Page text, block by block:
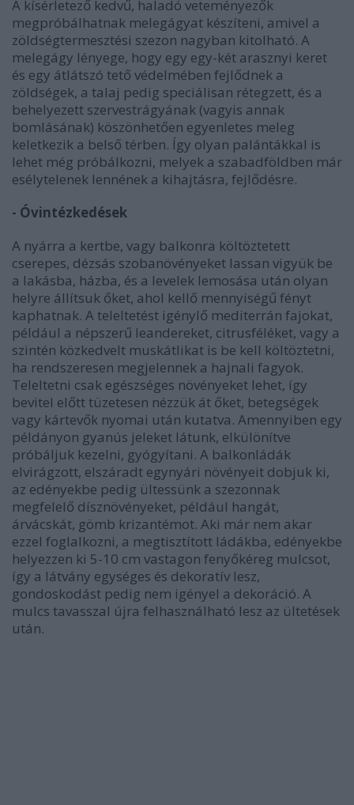
A kísérletező kedvű, haladó veteményezők
megpróbálhatnak melegágyat készíteni, amivel a
zöldségtermesztési szezon nagyban kitolható. A
melegágy lényege, hogy egy egy-két arasznyi keret
és egy átlátszó tető védelmében fejlődnek a
zöldségek, a talaj pedig speciálisan rétegzett, és a
behelyezett szervestrágyának (vagyis annak
bomlásának) köszönhetően egyenletes meleg
keletkezik a belső térben. Így olyan palántákkal is
lehet még próbálkozni, melyek a szabadföldben már
esélytelenek lennének a kihajtásra, fejlődésre.
- Óvintézkedések
A nyárra a kertbe, vagy balkonra költöztetett
cserepes, dézsás szobanövényeket lassan vigyük be
a lakásba, házba, és a levelek lemosása után olyan
helyre állítsuk őket, ahol kellő mennyiségű fényt
kaphatnak. A teleltetést igénylő mediterrán fajokat,
például a népszerű leandereket, citrusféléket, vagy a
szintén közkedvelt muskátlikat is be kell költöztetni,
ha rendszeresen megjelennek a hajnali fagyok.
Teleltetni csak egészséges növényeket lehet, így
bevitel előtt tüzetesen nézzük át őket, betegségek
vagy kártevők nyomai után kutatva. Amennyiben egy
példányon gyanús jeleket látunk, elkülönítve
próbáljuk kezelni, gyógyítani. A balkonládák
elvirágzott, elszáradt egynyári növényeit dobjuk ki,
az edényekbe pedig ültessünk a szezonnak
megfelelő dísznövényeket, például hangát,
árvácskát, gömb krizantémot. Aki már nem akar
ezzel foglalkozni, a megtisztított ládákba, edényekbe
helyezzen ki 5-10 cm vastagon fenyőkéreg mulcsot,
így a látvány egységes és dekoratív lesz,
gondoskodást pedig nem igényel a dekoráció. A
mulcs tavasszal újra felhasználható lesz az ültetések
után.